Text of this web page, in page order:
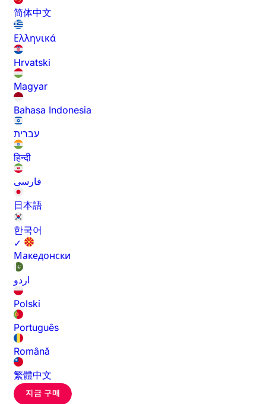
简体中文
Ελληνικά
Hrvatski
Magyar
Bahasa Indonesia
עברית
हिन्दी
فارسی
日本語
한국어
✓
Македонски
اردو
Polski
Português
Română
繁體中文
지금 구매